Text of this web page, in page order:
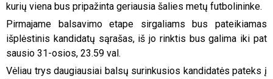
kurių viena bus pripažinta geriausia šalies metų futbolininke.
Pirmajame balsavimo etape sirgaliams bus pateikiamas
išplėstinis kandidatų sąrašas, iš jo rinktis bus galima iki pat
sausio 31-osios, 23.59 val.
Vėliau trys daugiausiai balsų surinkusios kandidatės pateks į